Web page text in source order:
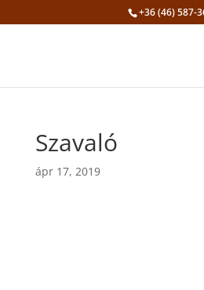
+36 (46) 587-
Szavaló
ápr 17, 2019